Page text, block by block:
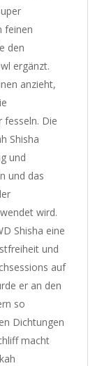
feinen
den
ergänzt.
anzieht,
fesseln. Die
Shisha
und
und das
wird.
Shisha eine
und
auf
er an den
so
Dichtungen
macht